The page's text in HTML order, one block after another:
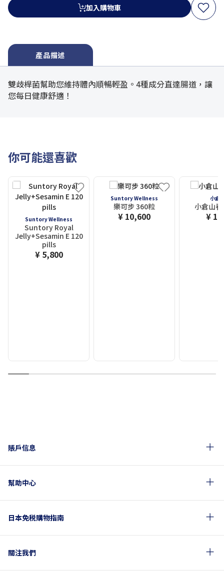
加入購物車
產品描述
雙歧桿菌幫助您維持體內順暢輕盈。4種成分直達腸道，讓
您每日健康舒適！
你可能還喜歡
Suntory Wellness
Suntory Royal
Jelly+Sesamin E 120
pills
¥ 5,800
Suntory Wellness
樂可步 360粒
¥ 10,600
小倉
小倉山
¥
1 2 3 4 5 6 7 8 9 10
賬戶信息
幫助中心
日本免税購物指南
關注我們